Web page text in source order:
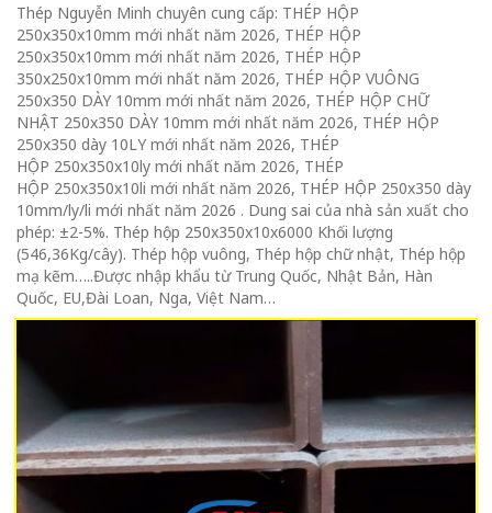
Thép Nguyễn Minh chuyên cung cấp: THÉP HỘP
250x350x10mm mới nhất năm 2026, THÉP HỘP
250x350x10mm mới nhất năm 2026, THÉP HỘP
350x250x10mm mới nhất năm 2026, THÉP HỘP VUÔNG
250x350 DÀY 10mm mới nhất năm 2026, THÉP HỘP CHỮ
NHẬT 250x350 DÀY 10mm mới nhất năm 2026, THÉP HỘP
250x350 dày 10LY mới nhất năm 2026, THÉP
HỘP 250x350x10ly mới nhất năm 2026, THÉP
HỘP 250x350x10li mới nhất năm 2026, THÉP HỘP 250x350 dày
10mm/ly/li mới nhất năm 2026 . Dung sai của nhà sản xuất cho
phép: ±2-5%. Thép hộp 250x350x10x6000 Khối lượng
(546,36Kg/cây). Thép hộp vuông, Thép hộp chữ nhật, Thép hộp
mạ kẽm…..Được nhập khẩu từ Trung Quốc, Nhật Bản, Hàn
Quốc, EU,Đài Loan, Nga, Việt Nam…